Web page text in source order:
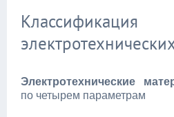
Классификация
Электротехнические
по четырем параметрам